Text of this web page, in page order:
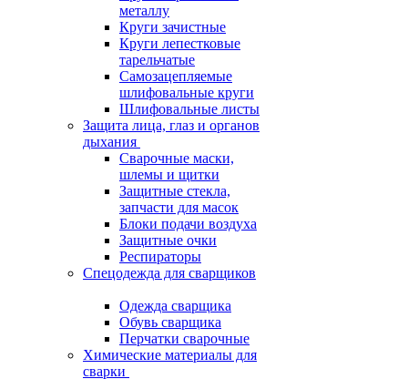
металлу
Круги зачистные
Круги лепестковые
тарельчатые
Самозацепляемые
шлифовальные круги
Шлифовальные листы
Защита лица, глаз и органов
дыхания
Сварочные маски,
шлемы и щитки
Защитные стекла,
запчасти для масок
Блоки подачи воздуха
Защитные очки
Респираторы
Спецодежда для сварщиков
Одежда сварщика
Обувь сварщика
Перчатки сварочные
Химические материалы для
сварки